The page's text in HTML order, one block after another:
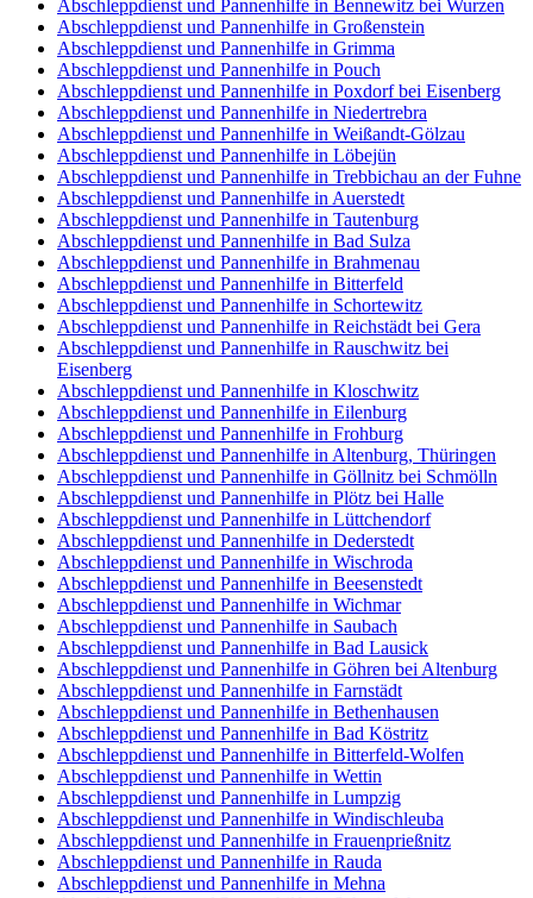
Abschleppdienst und Pannenhilfe in Bennewitz bei Wurzen
Abschleppdienst und Pannenhilfe in Großenstein
Abschleppdienst und Pannenhilfe in Grimma
Abschleppdienst und Pannenhilfe in Pouch
Abschleppdienst und Pannenhilfe in Poxdorf bei Eisenberg
Abschleppdienst und Pannenhilfe in Niedertrebra
Abschleppdienst und Pannenhilfe in Weißandt-Gölzau
Abschleppdienst und Pannenhilfe in Löbejün
Abschleppdienst und Pannenhilfe in Trebbichau an der Fuhne
Abschleppdienst und Pannenhilfe in Auerstedt
Abschleppdienst und Pannenhilfe in Tautenburg
Abschleppdienst und Pannenhilfe in Bad Sulza
Abschleppdienst und Pannenhilfe in Brahmenau
Abschleppdienst und Pannenhilfe in Bitterfeld
Abschleppdienst und Pannenhilfe in Schortewitz
Abschleppdienst und Pannenhilfe in Reichstädt bei Gera
Abschleppdienst und Pannenhilfe in Rauschwitz bei
Eisenberg
Abschleppdienst und Pannenhilfe in Kloschwitz
Abschleppdienst und Pannenhilfe in Eilenburg
Abschleppdienst und Pannenhilfe in Frohburg
Abschleppdienst und Pannenhilfe in Altenburg, Thüringen
Abschleppdienst und Pannenhilfe in Göllnitz bei Schmölln
Abschleppdienst und Pannenhilfe in Plötz bei Halle
Abschleppdienst und Pannenhilfe in Lüttchendorf
Abschleppdienst und Pannenhilfe in Dederstedt
Abschleppdienst und Pannenhilfe in Wischroda
Abschleppdienst und Pannenhilfe in Beesenstedt
Abschleppdienst und Pannenhilfe in Wichmar
Abschleppdienst und Pannenhilfe in Saubach
Abschleppdienst und Pannenhilfe in Bad Lausick
Abschleppdienst und Pannenhilfe in Göhren bei Altenburg
Abschleppdienst und Pannenhilfe in Farnstädt
Abschleppdienst und Pannenhilfe in Bethenhausen
Abschleppdienst und Pannenhilfe in Bad Köstritz
Abschleppdienst und Pannenhilfe in Bitterfeld-Wolfen
Abschleppdienst und Pannenhilfe in Wettin
Abschleppdienst und Pannenhilfe in Lumpzig
Abschleppdienst und Pannenhilfe in Windischleuba
Abschleppdienst und Pannenhilfe in Frauenprießnitz
Abschleppdienst und Pannenhilfe in Rauda
Abschleppdienst und Pannenhilfe in Mehna